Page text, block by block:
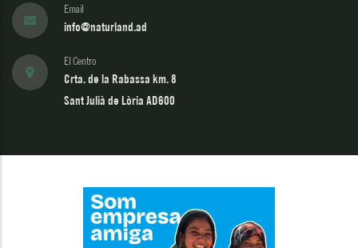
Email
info@naturland.ad
El Centro
Crta. de la Rabassa km. 8
Sant Julià de Lòria AD600